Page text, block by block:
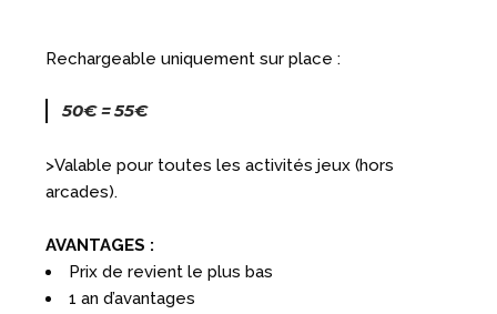
Rechargeable uniquement sur place :
50€ = 55€
>Valable pour toutes les activités jeux (hors
arcades).
AVANTAGES :
Prix de revient le plus bas
1 an d’avantages